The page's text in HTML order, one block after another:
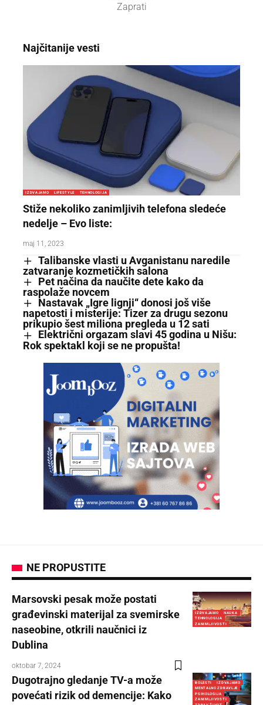
Zaprati
Najčitanije vesti
IZDVAJAMO LIFESTYLE TEHNOLOGIJA
Stiže nekoliko zanimljivih telefona sledeće
nedelje – Evo liste:
maj 11, 2023
Talibanske vlasti u Avganistanu naredile
zatvaranje kozmetičkih salona
Pet načina da naučite dete kako da
raspolaže novcem
Nastavak „Igre lignji“ donosi još više
napetosti i misterije: Tizer za drugu sezonu
prikupio šest miliona pregleda u 12 sati
Električni orgazam slavi 45 godina u Nišu:
Rok spektakl koji se ne propušta!
NE PROPUSTITE
IZDVAJAMO
NAUKA
TEHNOLOGIJA
ZANIMLJIVOSTI
Marsovski pesak može postati
građevinski materijal za svemirske
naseobine, otkrili naučnici iz
Dublina
oktobar 7, 2024
BOLESTI
IZDVAJAMO
MENTALNO ZDRAVLJE
PSIHOLOGIJA
ZANIMLJIVOSTI
Dugotrajno gledanje TV-a može
povećati rizik od demencije: Kako